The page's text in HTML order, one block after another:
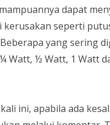
dapat
kerusakan seperti
yang sering
Watt, ½ Watt, 1 Watt
ini, apabila ada